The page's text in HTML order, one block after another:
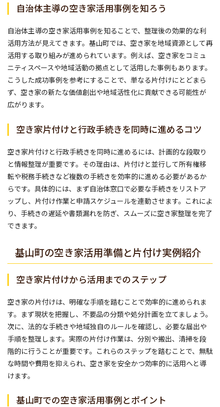
自治体主導の空き家活用事例を知ろう
自治体主導の空き家活用事例を知ることで、整理後の効果的な利
活用方法が見えてきます。基山町では、空き家を地域資源として再
活用する取り組みが進められています。例えば、空き家をコミュ
ニティスペースや地域活動の拠点として活用した事例もあります。
こうした成功事例を参考にすることで、単なる片付けにとどまら
ず、空き家の新たな価値創出や地域活性化に貢献できる可能性が
広がります。
空き家片付けと行政手続きを同時に進めるコツ
空き家片付けと行政手続きを同時に進めるには、計画的な段取り
と情報整理が重要です。その理由は、片付けと並行して所有権移
転や税務手続きなど複数の手続きを効率的に進める必要があるか
らです。具体的には、まず自治体窓口で必要な手続きをリストア
ップし、片付け作業と申請スケジュールを連動させます。これによ
り、手続きの遅延や書類漏れを防ぎ、スムーズに空き家整理を完了
できます。
基山町の空き家活用準備と片付け実例紹介
空き家片付けから活用までのステップ
空き家の片付けは、明確な手順を踏むことで効率的に進められま
す。まず現状を把握し、不要品の分類や処分計画を立てましょう。
次に、法的な手続きや地域独自のルールを確認し、必要な届出や
手順を整理します。実際の片付け作業は、分別や搬出、清掃を段
階的に行うことが重要です。これらのステップを踏むことで、無駄
な時間や費用を抑えられ、空き家を安全かつ効率的に活用へと導
けます。
基山町での空き家活用事例とポイント